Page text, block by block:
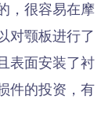
，很容易在摩
对颚板进行了
表面安装了衬
件的投资，有